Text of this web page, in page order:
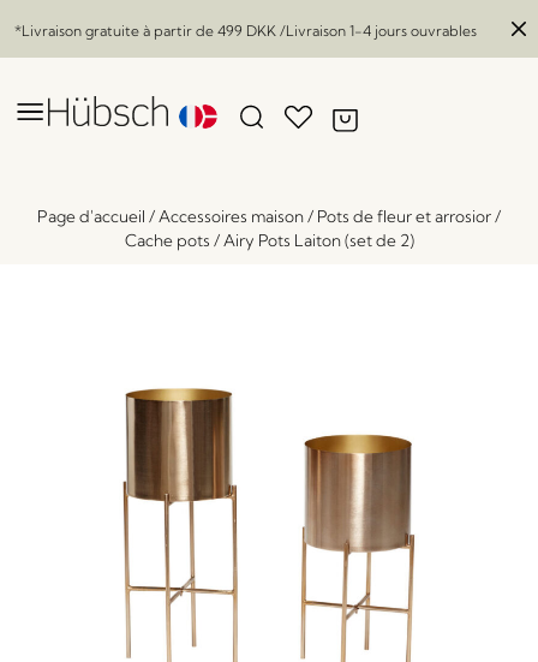
*Livraison gratuite à partir de 499 DKK /Livraison 1-4 jours ouvrables
Page d'accueil / Accessoires maison/ Pots de fleur et arrosior/
Cache pots / Airy Pots Laiton (set de 2)